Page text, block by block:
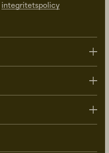
integritetspolicy